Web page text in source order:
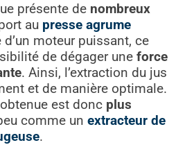
présente de nombreux
au presse agrume
moteur puissant, ce
de dégager une force
. Ainsi, l’extraction du jus
et de manière optimale.
est donc plus
comme un extracteur de
.